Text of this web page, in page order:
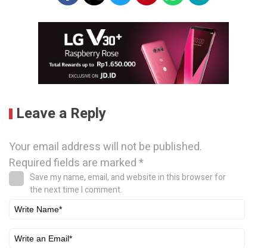
Leave a Reply
Your email address will not be published.
Required fields are marked*
Save my name, email, and website in this browser for
the next time I comment.